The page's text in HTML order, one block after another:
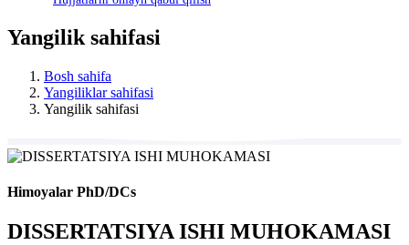
Yangilik sahifasi
Bosh sahifa
Yangiliklar sahifasi
Yangilik sahifasi
Himoyalar PhD/DCs
DISSERTATSIYA ISHI MUHOKAMASI